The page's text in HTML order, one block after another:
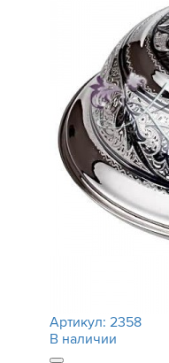
Артикул: 2358
В наличии